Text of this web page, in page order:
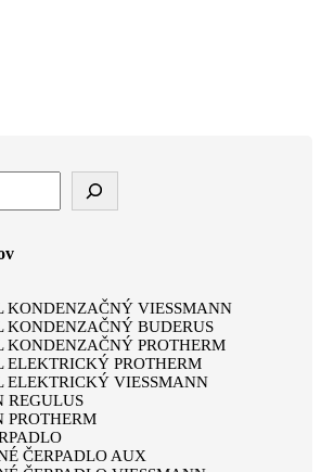
KONDENZAČNÝ VIESSMANN
KONDENZAČNÝ BUDERUS
KONDENZAČNÝ PROTHERM
ELEKTRICKÝ PROTHERM
ELEKTRICKÝ VIESSMANN
REGULUS
PROTHERM
ČERPADLO AUX